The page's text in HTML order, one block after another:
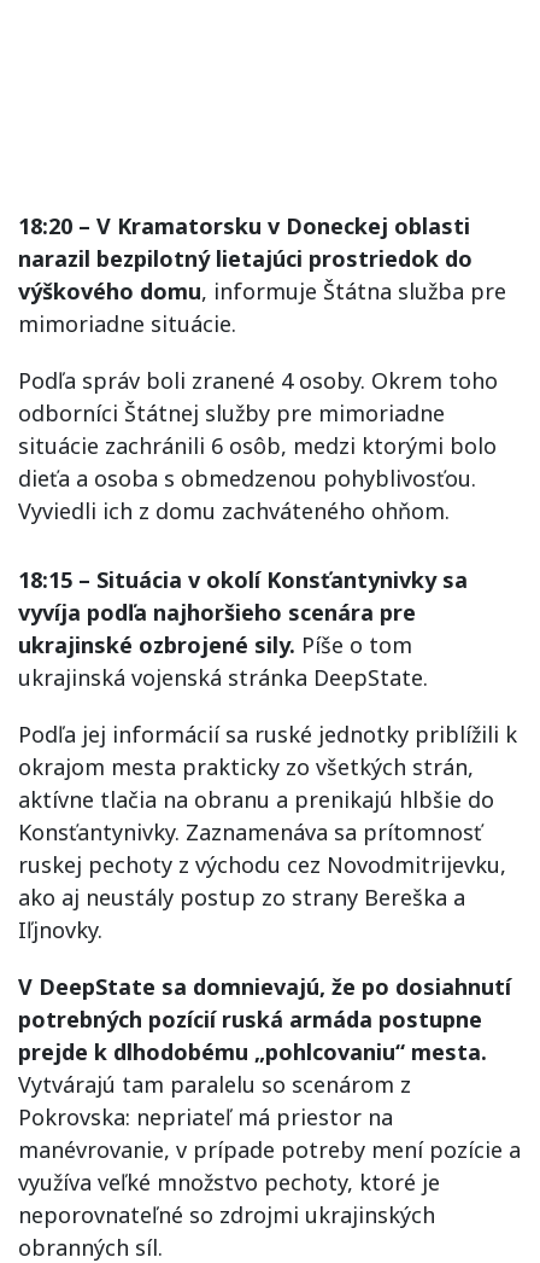
18:20 – V Kramatorsku v Doneckej oblasti
narazil bezpilotný lietajúci prostriedok do
výškového domu, informuje Štátna služba pre
mimoriadne situácie.
Podľa správ boli zranené 4 osoby. Okrem toho
odborníci Štátnej služby pre mimoriadne
situácie zachránili 6 osôb, medzi ktorými bolo
dieťa a osoba s obmedzenou pohyblivosťou.
Vyviedli ich z domu zachváteného ohňom.
18:15 – Situácia v okolí Konsťantynivky sa
vyvíja podľa najhoršieho scenára pre
ukrajinské ozbrojené sily. Píše o tom
ukrajinská vojenská stránka DeepState.
Podľa jej informácií sa ruské jednotky priblížili k
okrajom mesta prakticky zo všetkých strán,
aktívne tlačia na obranu a prenikajú hlbšie do
Konsťantynivky. Zaznamenáva sa prítomnosť
ruskej pechoty z východu cez Novodmitrijevku,
ako aj neustály postup zo strany Bereška a
Iľjnovky.
V DeepState sa domnievajú, že po dosiahnutí
potrebných pozícií ruská armáda postupne
prejde k dlhodobému „pohlcovaniu“ mesta.
Vytvárajú tam paralelu so scenárom z
Pokrovska: nepriateľ má priestor na
manévrovanie, v prípade potreby mení pozície a
využíva veľké množstvo pechoty, ktoré je
neporovnateľné so zdrojmi ukrajinských
obranných síl.